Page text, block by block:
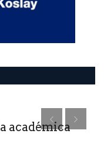
académica